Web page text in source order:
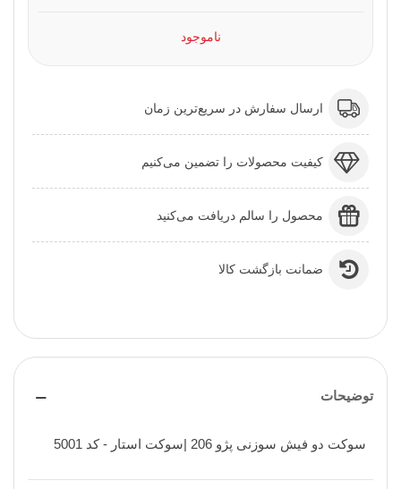
ناموجود
ارسال سفارش در سریع‌ترین زمان
کیفیت محصولات را تضمین می‌کنیم
محصول را سالم دریافت می‌کنید
ضمانت بازگشت کالا
توضیحات
سوکت دو فیش سوزنی پژو 206 |سوکت استار - کد 5001